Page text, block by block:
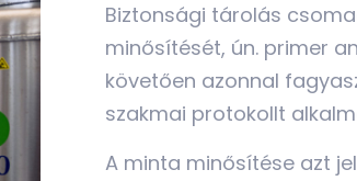
Biztonsági tárolás
minősítését, ún. primer
követően azonnal
szakmai protokollt
A minta minősítése azt